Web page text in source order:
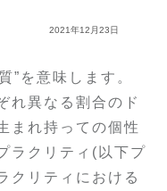
2021年12月23日
”を意味します。
れ異なる割合のド
まれ持っての個性
ラクリティ(以下プ
クリティにおける